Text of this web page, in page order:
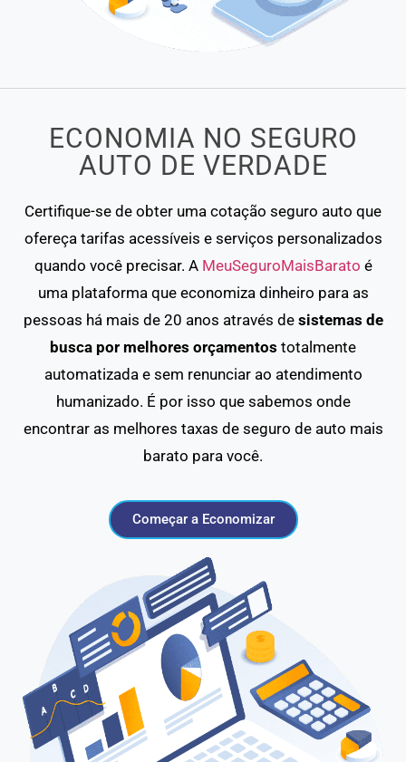
ECONOMIA NO SEGURO
AUTO DE VERDADE
Certifique-se de obter uma cotação seguro auto que
ofereça tarifas acessíveis e serviços personalizados
quando você precisar. A MeuSeguroMaisBarato é
uma plataforma que economiza dinheiro para as
pessoas há mais de 20 anos através de sistemas de
busca por melhores orçamentos totalmente
automatizada e sem renunciar ao atendimento
humanizado. É por isso que sabemos onde
encontrar as melhores taxas de seguro de auto mais
barato para você.
Começar a Economizar